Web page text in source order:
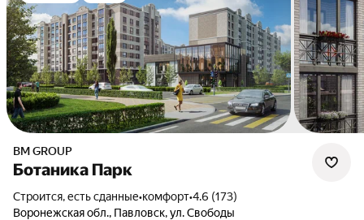
BM GROUP
Ботаника Парк
Строится, есть сданные•комфорт•4.6 (173)
Воронежская обл., Павловск, ул. Свободы